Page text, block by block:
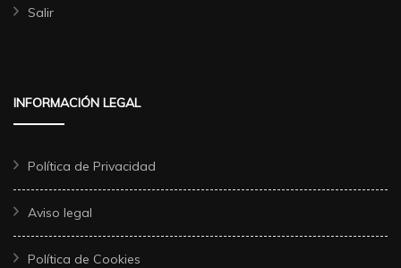
Salir
INFORMACIÓN LEGAL
Política de Privacidad
Aviso legal
Política de Cookies